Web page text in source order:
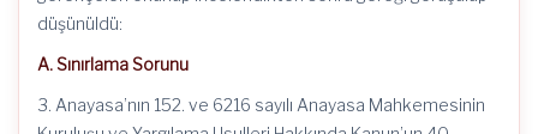
düşünüldü:
A. Sınırlama Sorunu
3. Anayasa’nın 152. ve 6216 sayılı Anayasa Mahkemesinin